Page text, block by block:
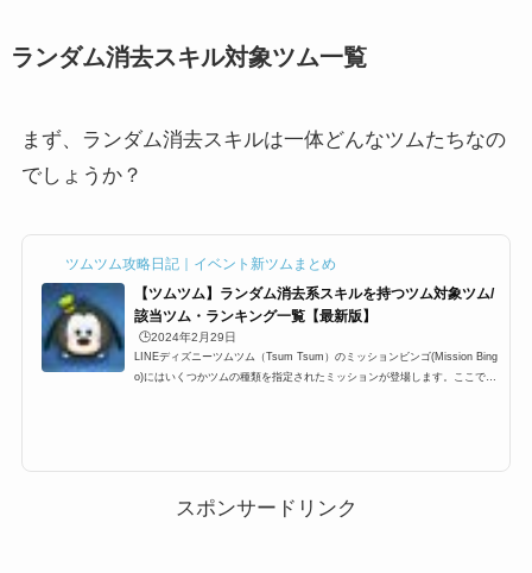
ランダム消去スキル対象ツム一覧
まず、ランダム消去スキルは一体どんなツムたちなの
でしょうか？
ツムツム攻略日記｜イベント新ツムまとめ
【ツムツム】ランダム消去系スキルを持つツム対象ツム/
該当ツム・ランキング一覧【最新版】
🕒️2024年2月29日
LINEディズニーツムツム（Tsum Tsum）のミッションビンゴ(Mission Bing
o)にはいくつかツムの種類を指定されたミッションが登場します。ここでは
ダムでツムを消すよ！セ...
スポンサードリンク